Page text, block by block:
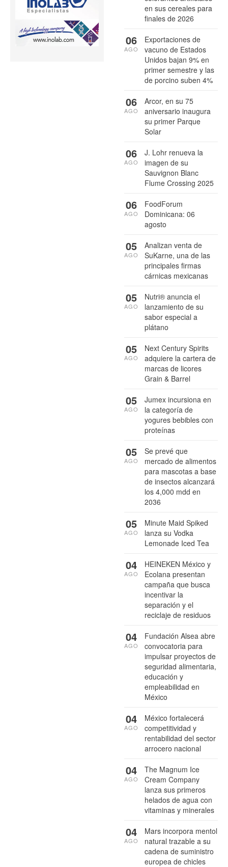
en sus cereales para
finales de 2026
Exportaciones de
vacuno de Estados
Unidos bajan 9% en
primer semestre y las
de porcino suben 4%
06
AGO
Arcor, en su 75
aniversario inaugura
su primer Parque
Solar
06
AGO
J. Lohr renueva la
imagen de su
Sauvignon Blanc
Flume Crossing 2025
06
AGO
FoodForum
Dominicana: 06
agosto
06
AGO
Analizan venta de
SuKarne, una de las
principales firmas
cárnicas mexicanas
05
AGO
Nutri® anuncia el
lanzamiento de su
sabor especial a
plátano
05
AGO
Next Century Spirits
adquiere la cartera de
marcas de licores
Grain & Barrel
05
AGO
Jumex incursiona en
la categoría de
yogures bebibles con
proteínas
05
AGO
Se prevé que
mercado de alimentos
para mascotas a base
de insectos alcanzará
los 4,000 mdd en
2036
05
AGO
Minute Maid Spiked
lanza su Vodka
Lemonade Iced Tea
05
AGO
HEINEKEN México y
Ecolana presentan
campaña que busca
incentivar la
separación y el
reciclaje de residuos
04
AGO
Fundación Alsea abre
convocatoria para
impulsar proyectos de
seguridad alimentaria,
educación y
empleabilidad en
México
04
AGO
México fortalecerá
competitividad y
rentabilidad del sector
arrocero nacional
04
AGO
The Magnum Ice
Cream Company
lanza sus primeros
helados de agua con
vitaminas y minerales
04
AGO
Mars incorpora mentol
natural trazable a su
cadena de suministro
europea de chicles
04
AGO